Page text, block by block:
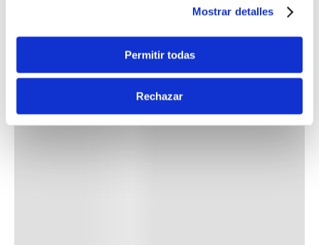
Mostrar detalles
Permitir todas
Rechazar